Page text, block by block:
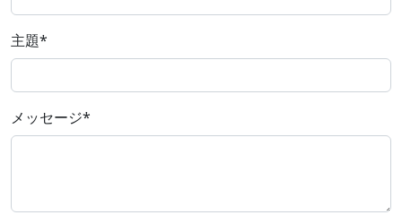
主題*
メッセージ*